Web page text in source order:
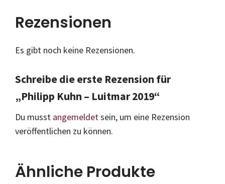
Rezensionen
Es gibt noch keine Rezensionen.
Schreibe die erste Rezension für
„Philipp Kuhn – Luitmar 2019“
Du musst angemeldetsein, um eine Rezension
veröffentlichen zu können.
Ähnliche Produkte